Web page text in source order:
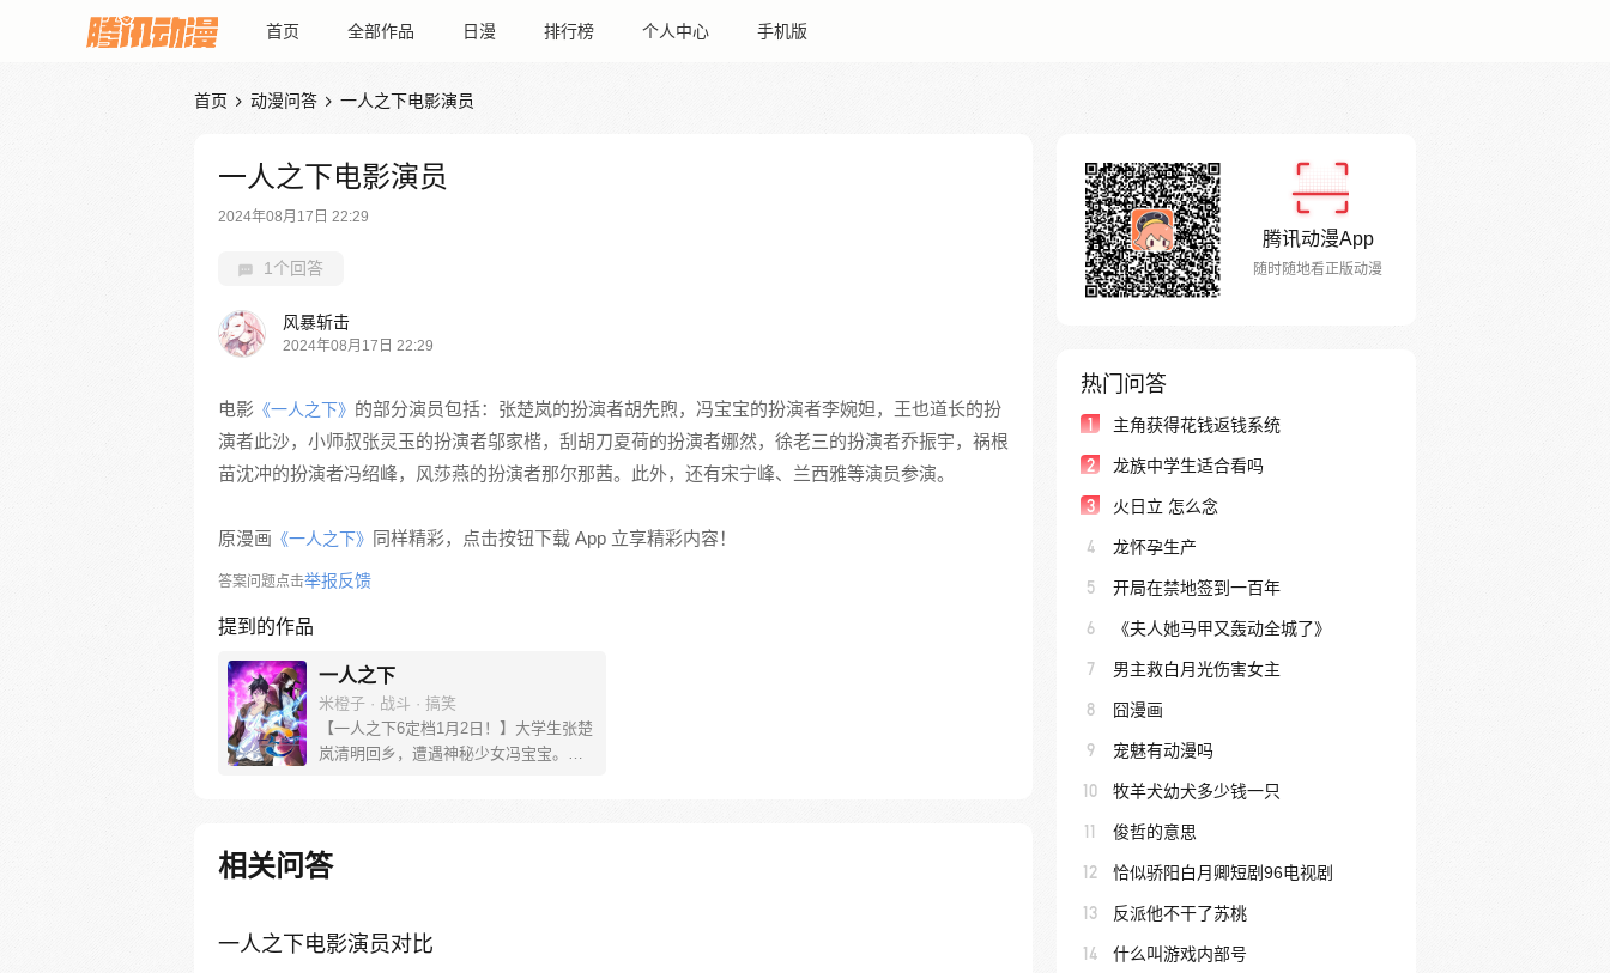
首页 全部作品 日漫 排行榜 个人中心 手机版
首页  动漫问答  一人之下电影演员
一人之下电影演员
2024年08月17日 22:29
1个回答
风暴斩击
2024年08月17日 22:29
电影 《一人之下》 的部分演员包括：张楚岚的扮演者胡先煦，冯宝宝的扮演者李婉妲，王也道长的扮
演者此沙，小师叔张灵玉的扮演者邬家楷，刮胡刀夏荷的扮演者娜然，徐老三的扮演者乔振宇，祸根
苗沈冲的扮演者冯绍峰，风莎燕的扮演者那尔那茜。此外，还有宋宁峰、兰西雅等演员参演。
原漫画 《一人之下》 同样精彩，点击按钮下载 App 立享精彩内容！
答案问题点击举报反馈
提到的作品
一人之下
米橙子 · 战斗 · 搞笑
【一人之下6定档1月2日！】大学生张楚
岚清明回乡，遭遇神秘少女冯宝宝。素
己与爷爷身上的秘密，张楚岚的生活被
彻底颠覆，与冯宝宝一同踏上“异人”之
相关问答
一人之下电影演员对比
腾讯动漫App
随时随地看正版动漫
热门问答
1 主角获得花钱返钱系统
2 龙族中学生适合看吗
3 火日立 怎么念
4 龙怀孕生产
5 开局在禁地签到一百年
6 《夫人她马甲又轰动全城了》
7 男主救白月光伤害女主
8 囧漫画
9 宠魅有动漫吗
10 牧羊犬幼犬多少钱一只
11 俊哲的意思
12 恰似骄阳白月卿短剧96电视剧
13 反派他不干了苏桃
14 什么叫游戏内部号